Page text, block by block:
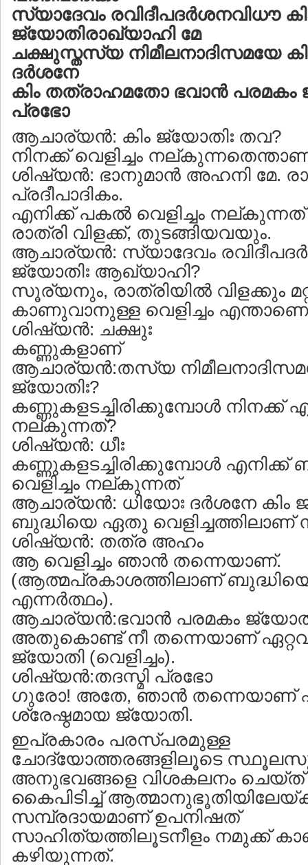
സ്യാദേവം രവിദീപദര്‍ശനവിധൗ
ജ്യോതിരാഖ്യാഹി മേ
ചക്ഷുസ്തസ്യ നിമീലനാദിസമയേ
ദര്‍ശനേ
കിം തത്രാഹമതോ ഭവാന്‍ പരമകം
പ്രഭോ
ആചാര്യന്‍: കിം ജ്യോതിഃ തവ?
നിനക്ക് വെളിച്ചം
ശിഷ്യന്‍: ഭാനുമാന്‍ അഹനി മേ.
പ്രദീപാദികം.
എനിക്ക് പകല്‍ വെളിച്ചം
രാത്രി വിളക്ക്, തുടങ്ങിയവയും.
ആചാര്യന്‍: സ്യാദേവം
ജ്യോതിഃ ആഖ്യാഹി?
സൂര്യനും, രാത്രിയില്‍ വിളക്കും
കാണുവാനുള്ള വെളിച്ചം
ശിഷ്യന്‍: ചക്ഷുഃ
കണ്ണുകളാണ്
ആചാര്യന്‍:തസ്യ
ജ്യോതിഃ?
കണ്ണുകളടച്ചിരിക്കുമ്പോള്‍ നിനക്ക്
നല്കുന്നത്?
ശിഷ്യന്‍: ധീഃ
കണ്ണുകളടച്ചിരിക്കുമ്പോള്‍
വെളിച്ചം നല്കുന്നത്
ആചാര്യന്‍: ധിയോഃ ദര്‍ശനേ കിം
ബുദ്ധിയെ ഏതു വെളിച്ചത്തിലാണ്
ശിഷ്യന്‍: തത്ര അഹം
ആ വെളിച്ചം ഞാന്‍ തന്നെയാണ്.
(ആത്മപ്രകാശത്തിലാണ്
എന്നര്‍ത്ഥം).
ആചാര്യന്‍:ഭവാന്‍ പരമകം
അതുകൊണ്ട് നീ തന്നെയാണ്
ജ്യോതി (വെളിച്ചം).
ശിഷ്യന്‍:തദസ്മി പ്രഭോ
ഗുരോ! അതേ, ഞാന്‍ തന്നെയാണ്
ശ്രേഷ്ഠമായ ജ്യോതി.
ഇപ്രകാരം പരസ്പരമുള്ള
ചോദ്യോത്തരങ്ങളിലൂടെ
അനുഭവങ്ങളെ വിശകലനം
കൈപിടിച്ച്
സമ്പ്രദായമാണ് ഉപനിഷത്‍
സാഹിത്യത്തിലൂടനീളം നമുക്ക്
കഴിയുന്നത്.